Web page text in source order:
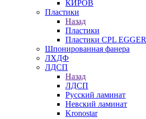
КИРОВ
Пластики
Назад
Пластики
Пластики CPL EGGER
Шпонированная фанера
ЛХДФ
ЛДСП
Назад
ЛДСП
Русский ламинат
Невский ламинат
Kronostar